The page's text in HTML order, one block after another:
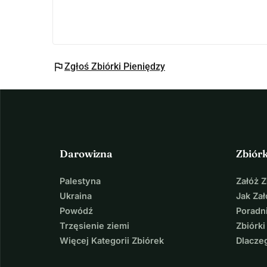
flagZgłoś Zbiórki Pieniędzy
Darowizna
Palestyna
Ukraina
Powódź
Trzęsienie ziemi
Więcej Kategorii Zbiórek
Załóż
Jak
Zbiórki